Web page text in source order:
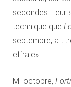
secondes. Leur
technique que
septembre, a
effraie».
Mi-octobre,